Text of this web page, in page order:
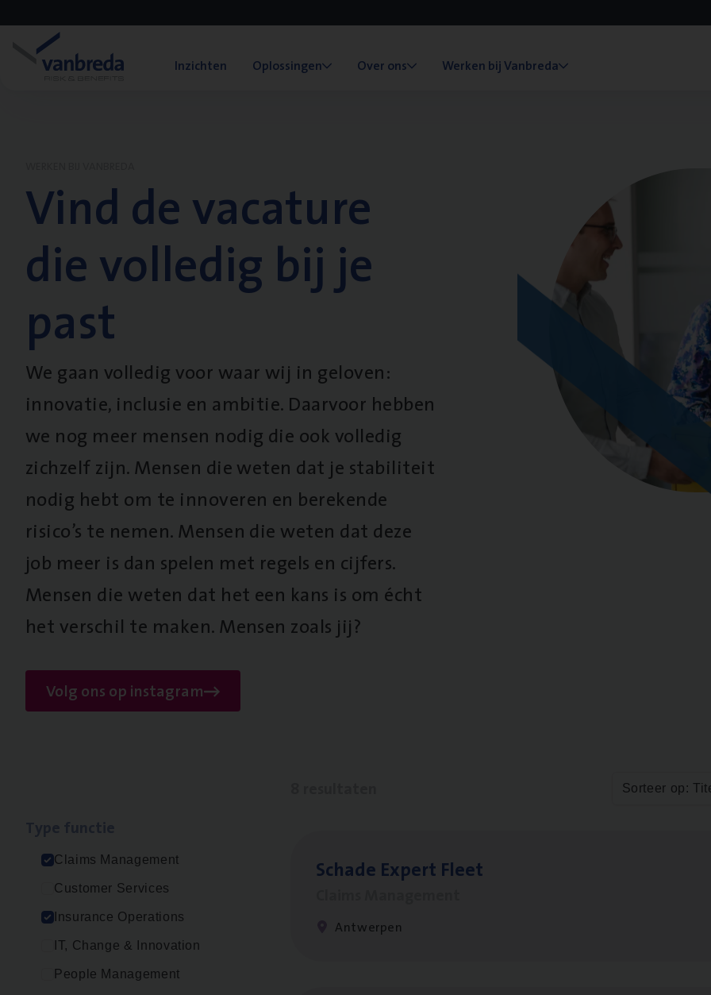
Inzichten Oplossingen Over ons Werken bij Vanbreda
Vind de vacature
die volledig bij je
past
We gaan volledig voor waar wij in geloven:
innovatie, inclusie en ambitie. Daarvoor hebben
we nog meer mensen nodig die ook volledig
zichzelf zijn. Mensen die weten dat je stabiliteit
nodig hebt om te innoveren en berekende
risico’s te nemen. Mensen die weten dat deze
job meer is dan spelen met regels en cijfers.
Mensen die weten dat het een kans is om écht
het verschil te maken. Mensen zoals jij?
Volg ons op instagram
Claims Management
Customer Services
Insurance Operations
IT, Change & Innovation
People Management
Sorteer op:
Scha­de Expert Fleet
Antwerpen